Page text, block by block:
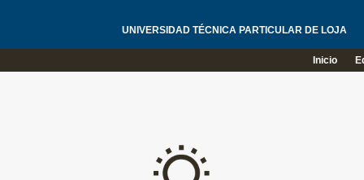
UNIVERSIDAD TÉCNICA PARTICULAR DE LOJA
Inicio